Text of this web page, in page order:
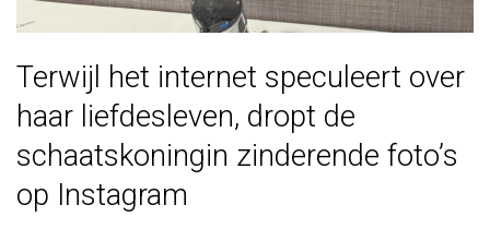
Terwijl het internet speculeert over
haar liefdesleven, dropt de
schaatskoningin zinderende foto’s
op Instagram